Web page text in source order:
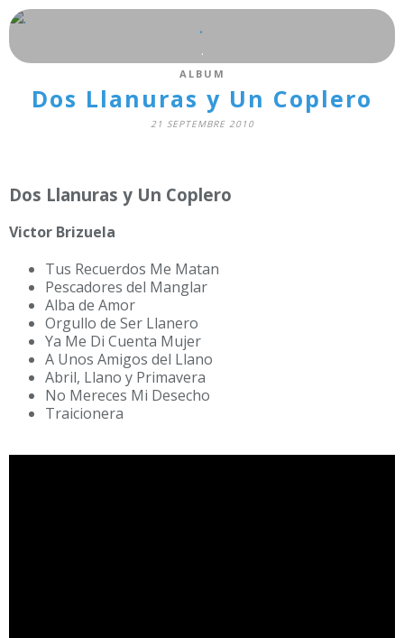
.
.
ALBUM
Dos Llanuras y Un Coplero
21 SEPTEMBRE 2010
Dos Llanuras y Un Coplero
Victor Brizuela
Tus Recuerdos Me Matan
Pescadores del Manglar
Alba de Amor
Orgullo de Ser Llanero
Ya Me Di Cuenta Mujer
A Unos Amigos del Llano
Abril, Llano y Primavera
No Mereces Mi Desecho
Traicionera